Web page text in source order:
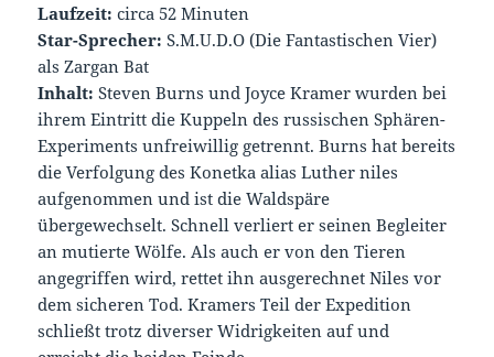
Laufzeit: circa 52 Minuten
Star-Sprecher: S.M.U.D.O (Die Fantastischen Vier)
alsZargan Bat
Inhalt: Steven Burns und Joyce Kramer wurden bei
ihrem Eintritt die Kuppeln des russischen Sphären-
Experiments unfreiwillig getrennt. Burns hat bereits
die Verfolgung des Konetka alias Luther niles
aufgenommen und ist die Waldspäre
übergewechselt. Schnell verliert er seinen Begleiter
an mutierte Wölfe. Als auch er von den Tieren
angegriffen wird, rettet ihn ausgerechnet Niles vor
dem sicheren Tod. Kramers Teil der Expedition
schließt trotz diverser Widrigkeiten auf und